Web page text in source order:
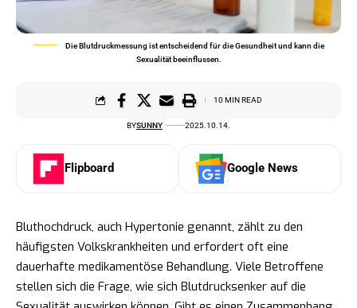
Die Blutdruckmessung ist entscheidend für die Gesundheit und kann die
Sexualität beeinflussen.
BYSUNNY 2025.10.14.
10 MIN READ
Flipboard Google News
Bluthochdruck, auch Hypertonie genannt, zählt zu den
häufigsten Volkskrankheiten und erfordert oft eine
dauerhafte medikamentöse Behandlung. Viele Betroffene
stellen sich die Frage, wie sich Blutdrucksenker auf die